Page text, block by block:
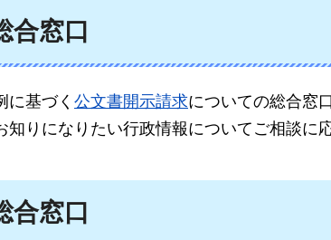
合窓口
に基づく 公文書開示請求についての総合窓
りになりたい行政情報についてご相談に応
合窓口